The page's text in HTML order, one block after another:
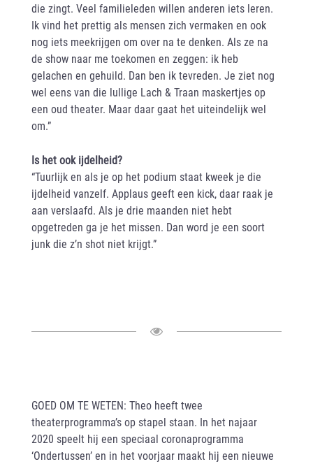
die zingt. Veel familieleden willen anderen iets leren.
Ik vind het prettig als mensen zich vermaken en ook
nog iets meekrijgen om over na te denken. Als ze na
de show naar me toekomen en zeggen: ik heb
gelachen en gehuild. Dan ben ik tevreden. Je ziet nog
wel eens van die lullige Lach & Traan maskertjes op
een oud theater. Maar daar gaat het uiteindelijk wel
om.”
Is het ook ijdelheid?
“Tuurlijk en als je op het podium staat kweek je die
ijdelheid vanzelf. Applaus geeft een kick, daar raak je
aan verslaafd. Als je drie maanden niet hebt
opgetreden ga je het missen. Dan word je een soort
junk die z’n shot niet krijgt.”
GOED OM TE WETEN: Theo heeft twee
theaterprogramma’s op stapel staan. In het najaar
2020 speelt hij een speciaal coronaprogramma
‘Ondertussen’ en in het voorjaar maakt hij een nieuwe